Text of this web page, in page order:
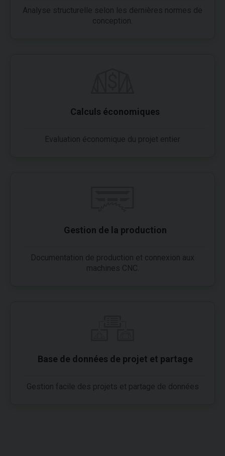
Analyse structurelle selon les dernières normes de
conception.
Calculs économiques
Evaluation économique du projet entier
Gestion de la production
Documentation de production et connexion aux
machines CNC.
Base de données de projet et partage
Gestion facile des projets et partage de données